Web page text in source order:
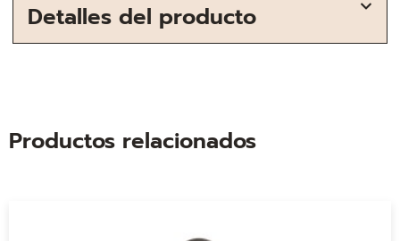
Detalles del producto
Productos relacionados